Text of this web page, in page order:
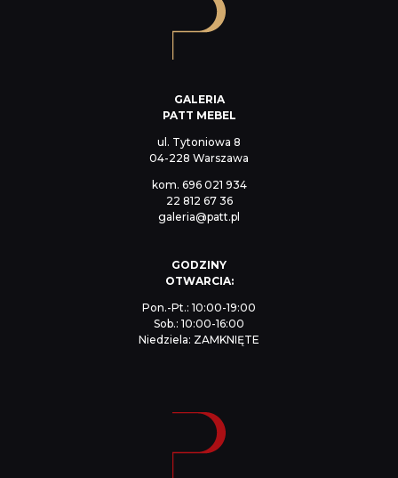
GALERIA
PATT MEBEL
ul. Tytoniowa 8
04-228 Warszawa
kom. 696 021 934
22 812 67 36
galeria@patt.pl
GODZINY
OTWARCIA:
Pon.-Pt.: 10:00-19:00
Sob.: 10:00-16:00
Niedziela: ZAMKNIĘTE